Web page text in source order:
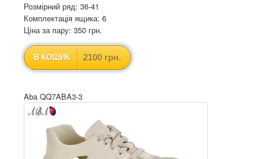
Розмірний ряд: 36-41
Комплектація ящика: 6
Ціна за пару: 350 грн.
В КОШИК 2100 грн.
Aba QQ7ABA3-3